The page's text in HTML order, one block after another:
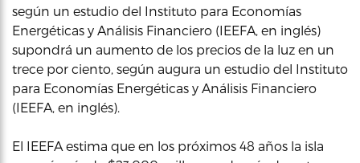
según un estudio del Instituto para Economías
Energéticas y Análisis Financiero (IEEFA, en inglés)
supondrá un aumento de los precios de la luz en un
trece por ciento, según augura un estudio del Instituto
para Economías Energéticas y Análisis Financiero
(IEEFA, en inglés).
El IEEFA estima que en los próximos 48 años la isla